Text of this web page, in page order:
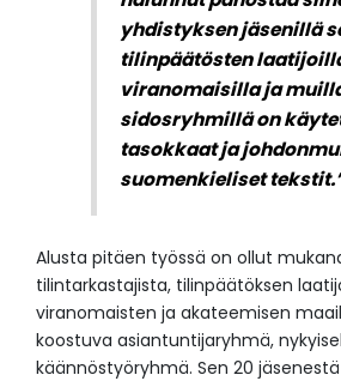
yhdistyksen jäsenillä
tilinpäätösten
viranomaisillaja
sidosryhmillä on
tasokkaat ja
suomenkieliset
Alusta pitäen työssä on ollut
tilintarkastajista, tilinpäätöksen
viranomaisten ja akateemisen
koostuva asiantuntijaryhmä,
käännöstyöryhmä. Sen 20